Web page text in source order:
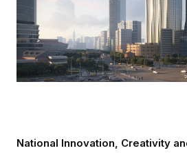
National Innovation, Creativity